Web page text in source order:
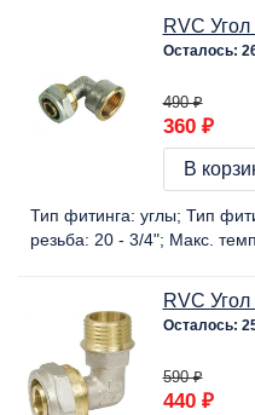
RVC
Осталось:
490 ₽
360 ₽
В
Тип фитинга: углы Тип
резьба: 20 - 3/4" Макс.
RVC
Осталось:
590 ₽
440 ₽